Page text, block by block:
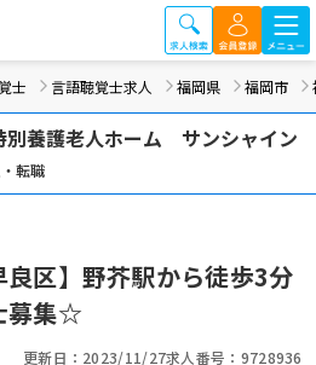
士 言語聴覚士求人 福岡県 福岡市
別養護老人ホーム サンシャイン
転職
良区】野芥駅から徒歩3分
募集☆
更新日：2023/11/27求人番号：9728936